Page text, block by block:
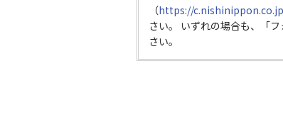
（https://
さい。 いずれの場合も、「
さい。